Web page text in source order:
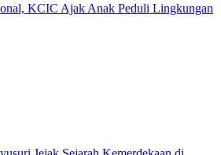
KCIC Ajak Anak Peduli Lingkungan